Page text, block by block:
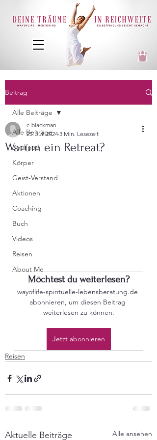
Beitrag
Alle Beiträge
Soulfood
Körper
Geist-Verstand
Aktionen
Coaching
Buch
Videos
Reisen
About Me
Alle Beiträge
Warum ein Retreat?
c-blackman
25. Juli 2024 3 Min. Lesezeit
Möchtest du weiterlesen?
wayoflife-spirituelle-lebensberatung.de
abonnieren, um diesen Beitrag
weiterlesen zu können.
Jetzt abonnieren
Reisen
Aktuelle Beiträge Alle ansehen